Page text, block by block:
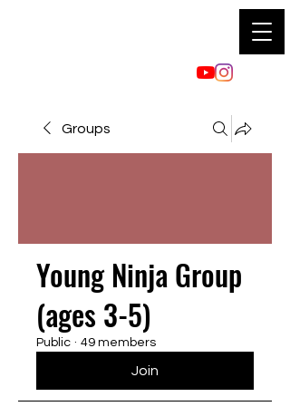
Groups
Young Ninja Group
(ages 3-5)
Public · 49 members
Join